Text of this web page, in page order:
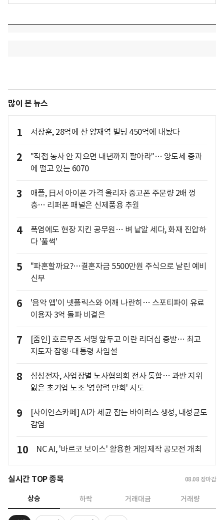
많이 본 뉴스
1 서장훈, 28억에 산 양재역 빌딩 450억에 내놨다
2
"직접 농사 안 지으면 내년까지 팔아라"… 양도세 중과
에 떨고 있는 6070
3
애플, 日서 아이폰 가격 올리자 중고폰 주문량 2배 껑
충… 리퍼폰 패널은 신제품용 추월
4
폭염에도 현장 지킨 공무원… 벼 낱알 세다, 화재 진압하
다 '풀썩'
5
"파혼할까요?…결혼자금 5500만원 주식으로 날린 예비
신부
6
'음악 앱'이 넷플릭스와 어깨 나란히… 스포티파이 유료
이용자 3억 돌파 비결은
7
[줌인] 호르무즈 서명 앞두고 이란 리더십 증발… 최고
지도자 잠행·대통령 사임설
8
삼성전자, 사업장별 노사협의회 전사 통합… 과반 지위
잃은 초기업 노조 '영향력 만회' 시도
9
[사이언스카페] AI가 세균 잡는 바이러스 생성, 내성균도
감염
10 NC AI, '바르코 보이스' 활용한 게임제작 공모전 개최
실시간 TOP 종목 08.08 장마감
상승 하락 거래대금 거래량